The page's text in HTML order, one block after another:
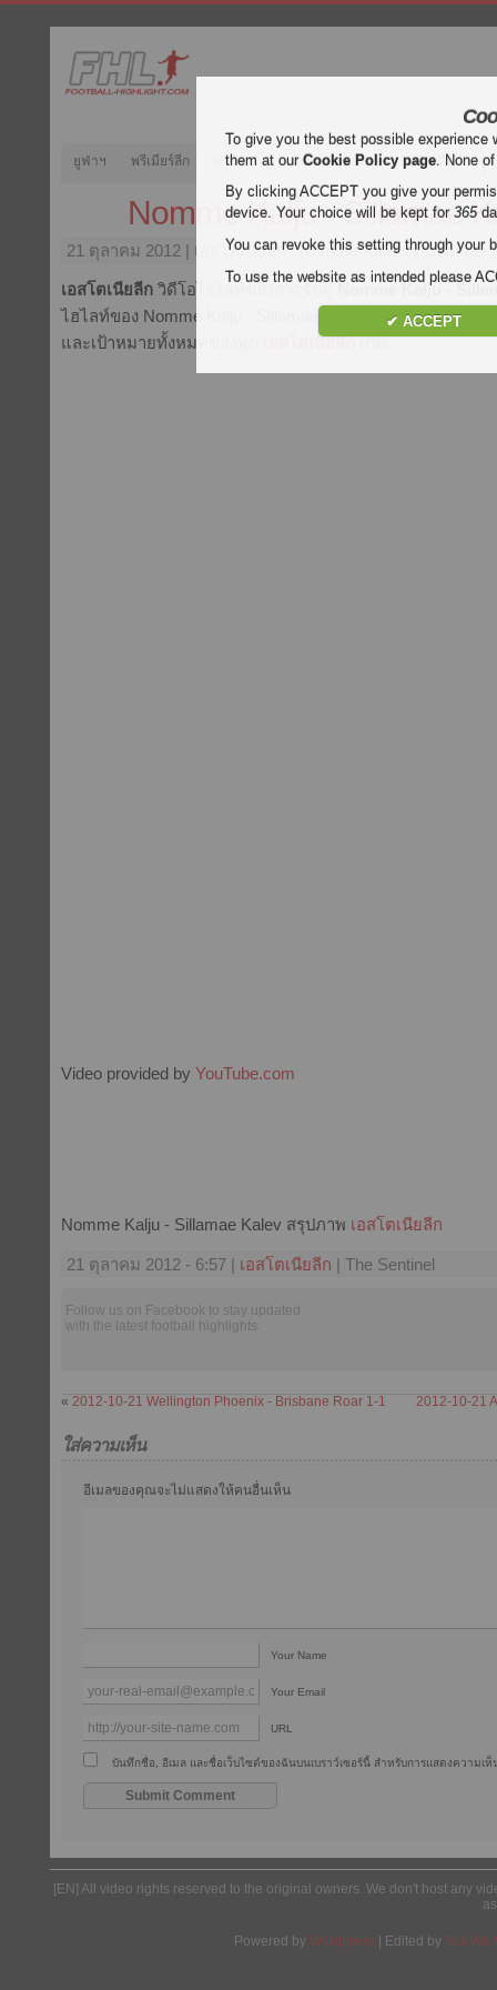
ยูฟ่าฯ พรีเมียร์ลีก ลาลีกา กัลโช่ บุนเดสลีกา ลีกเอิง ยู
Nomme Kalju - Sillamae
21 ตุลาคม 2012 | เอสโตเนียลีก | Nomme Kalju vs Sillamae
เอสโตเนียลีก วิดีโอไฮไลท์ของการจับคู่
Nomme Kalju -
ไฮไลท์ของ Nomme Kalju - Sillamae Kalev ฟรีที่ Football
และเป้าหมายทั้งหมดของทุก
เอสโตเนียลีก เกม.
Video provided by YouTube.com
Nomme Kalju - Sillamae Kalev สรุปภาพ เอสโตเนียลีก
21 ตุลาคม 2012 - 6:57 | เอสโตเนียลีก | The Sentinel
Follow us on Facebook to stay updated
with the latest football highlights.
« 2012-10-21 Wellington Phoenix - Brisbane Roar 1-1 2012-10-21
ใส่ความเห็น
อีเมลของคุณจะไม่แสดงให้คนอื่นเห็น
Your Name
Your Email
URL
บันทึกชื่อ, อีเมล และชื่อเว็บไซต์ของฉันบนเบราว์เซอร์นี้ สำหรับการแสดงความเห็
[EN] All video rights reserved to the original owners. We don't host any
Powered by Wordpress | Edited by Yes We
To give you the best possible
them at ourCookie Policy page. None
By clicking ACCEPT you give your
device. Your choice will be kept for365
You can revoke this setting through your
To use the website as intended please
✔ ACCEPT